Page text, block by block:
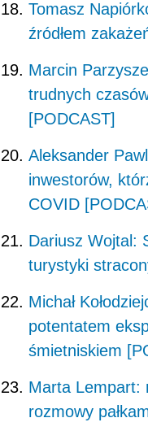
Tomasz
źródłem
Marcin
trudnych
[PODCAST]
Aleksander
inwestorów,
COVID
Dariusz Wojtal:
turystyki
Michał
potentatem
śmietniskiem
Marta Lempart:
rozmowy